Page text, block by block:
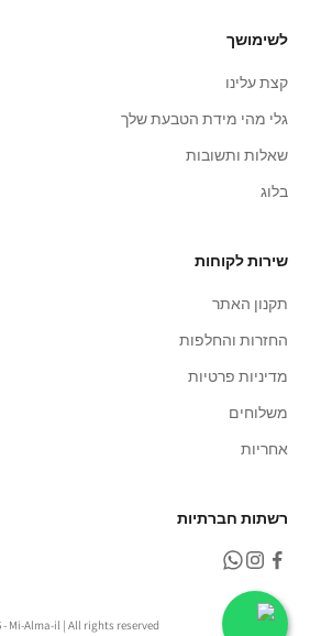
לשימושך
קצת עלינו
גלי מהי מידת הטבעת שלך
שאלות ותשובות
בלוג
שירות לקוחות
תקנון האתר
החזרות והחלפות
מדיניות פרטיות
משלוחים
אחריות
רשתות חברתיות
- Mi-Alma-il | All rights reserved